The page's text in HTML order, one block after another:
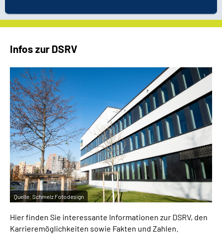
Infos zur DSRV
Quelle: Schmelz Fotodesign
Hier finden Sie interessante Informationen zur DSRV, den
Karrieremöglichkeiten sowie Fakten und Zahlen.